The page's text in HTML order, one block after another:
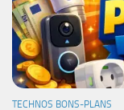
TECHNOS BONS-PLANS